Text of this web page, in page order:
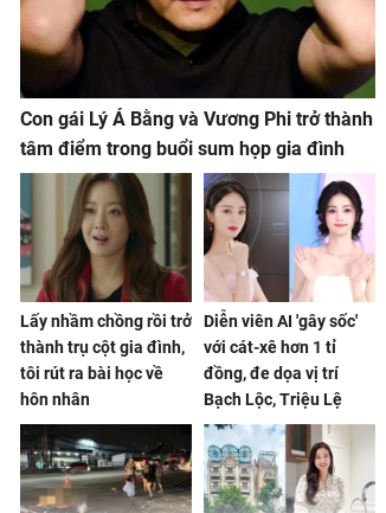
Con gái Lý Á Bằng và Vương Phi trở thành
tâm điểm trong buổi sum họp gia đình
Lấy nhầm chồng rồi trở
thành trụ cột gia đình,
tôi rút ra bài học về
hôn nhân
Diễn viên AI 'gây sốc'
với cát-xê hơn 1 tỉ
đồng, đe dọa vị trí
Bạch Lộc, Triệu Lệ
Dĩnh